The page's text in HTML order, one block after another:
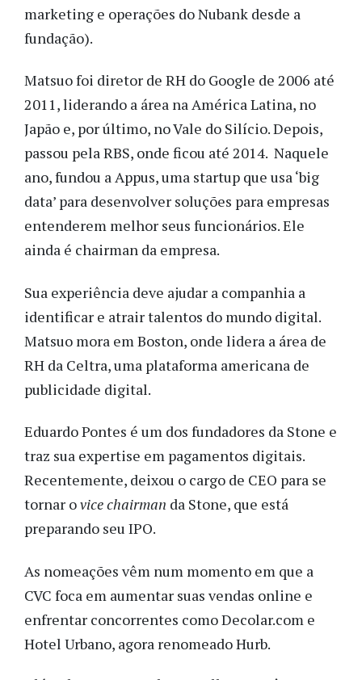
marketing e operações do Nubank desde a
fundação).
Matsuo foi diretor de RH do Google de 2006 até
2011, liderando a área na América Latina, no
Japão e, por último, no Vale do Silício. Depois,
passou pela RBS, onde ficou até 2014. Naquele
ano, fundou a Appus, uma startup que usa ‘big
data’ para desenvolver soluções para empresas
entenderem melhor seus funcionários. Ele
ainda é chairman da empresa.
Sua experiência deve ajudar a companhia a
identificar e atrair talentos do mundo digital.
Matsuo mora em Boston, onde lidera a área de
RH da Celtra, uma plataforma americana de
publicidade digital.
Eduardo Pontes é um dos fundadores da Stone e
traz sua expertise em pagamentos digitais.
Recentemente, deixou o cargo de CEO para se
tornar ovice chairman da Stone, que está
preparando seu IPO.
As nomeações vêm num momento em que a
CVC foca em aumentar suas vendas online e
enfrentar concorrentes como Decolar.com e
Hotel Urbano, agora renomeado Hurb.